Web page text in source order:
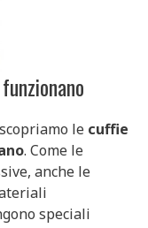
le cuffie
. Come le
anche le
speciali